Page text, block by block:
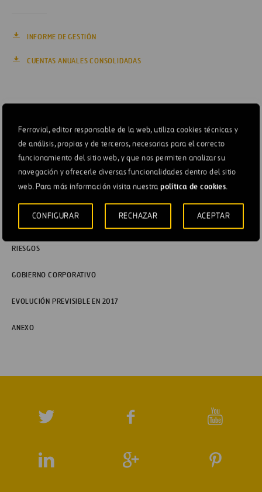
Ferrovial, editor responsable de la web, utiliza cookies técnicas y
de análisis, propias y de terceros, necesarias para el correcto
funcionamiento del sitio web, y que nos permiten analizar su
navegación y ofrecerle diversas funcionalidades dentro del sitio
web. Para más información visita nuestrapolítica de cookies.
CONFIGURAR RECHAZAR ACEPTAR
INFORME DE GESTIÓN
CUENTAS ANUALES CONSOLIDADAS
CARTA DEL PRESIDENTE
FERROVIAL EN DOS MINUTOS
RIESGOS
GOBIERNO CORPORATIVO
EVOLUCIÓN PREVISIBLE EN 2017
ANEXO